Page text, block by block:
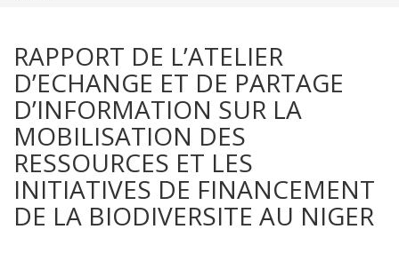
RAPPORT DE L’ATELIER
D’ECHANGE ET DE PARTAGE
D’INFORMATION SUR LA
MOBILISATION DES
RESSOURCES ET LES
INITIATIVES DE FINANCEMENT
DE LA BIODIVERSITE AU NIGER